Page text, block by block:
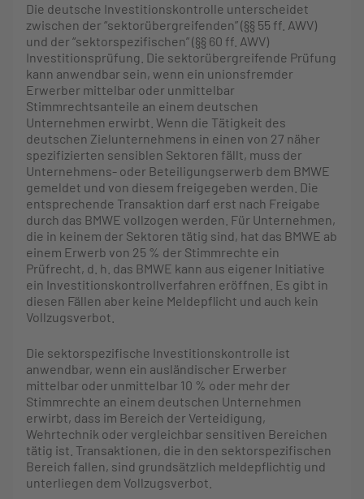
Die deutsche Investitionskontrolle unterscheidet
zwischen der “sektorübergreifenden” (§§ 55 ff. AWV)
und der “sektorspezifischen” (§§ 60 ff. AWV)
Investitionsprüfung. Die sektorübergreifende Prüfung
kann anwendbar sein, wenn ein unionsfremder
Erwerber mittelbar oder unmittelbar
Stimmrechtsanteile an einem deutschen
Unternehmen erwirbt. Wenn die Tätigkeit des
deutschen Zielunternehmens in einen von 27 näher
spezifizierten sensiblen Sektoren fällt, muss der
Unternehmens- oder Beteiligungserwerb dem BMWE
gemeldet und von diesem freigegeben werden. Die
entsprechende Transaktion darf erst nach Freigabe
durch das BMWE vollzogen werden. Für Unternehmen,
die in keinem der Sektoren tätig sind, hat das BMWE ab
einem Erwerb von 25 % der Stimmrechte ein
Prüfrecht, d. h. das BMWE kann aus eigener Initiative
ein Investitionskontrollverfahren eröffnen. Es gibt in
diesen Fällen aber keine Meldepflicht und auch kein
Vollzugsverbot.
Die sektorspezifische Investitionskontrolle ist
anwendbar, wenn ein ausländischer Erwerber
mittelbar oder unmittelbar 10 % oder mehr der
Stimmrechte an einem deutschen Unternehmen
erwirbt, dass im Bereich der Verteidigung,
Wehrtechnik oder vergleichbar sensitiven Bereichen
tätig ist. Transaktionen, die in den sektorspezifischen
Bereich fallen, sind grundsätzlich meldepflichtig und
unterliegen dem Vollzugsverbot.